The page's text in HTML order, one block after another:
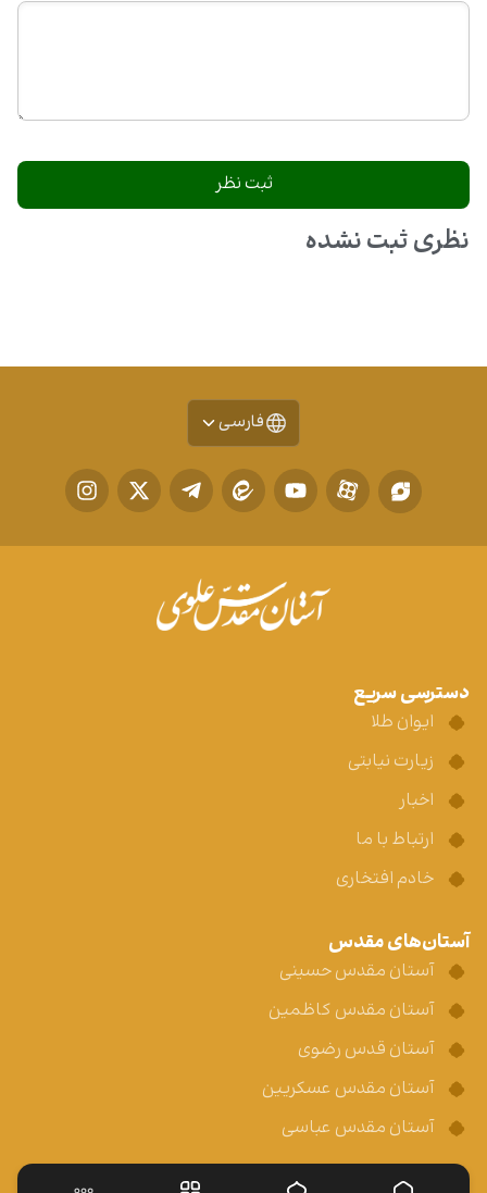
نظری ثبت نشده
فارسی
دسترسی سریع
ایوان طلا
زیارت نیابتی
اخبار
ارتباط با ما
خادم افتخاری
آستان‌های مقدس
آستان مقدس حسینی
آستان مقدس کاظمین
آستان قدس رضوی
آستان مقدس عسکریین
آستان مقدس عباسی